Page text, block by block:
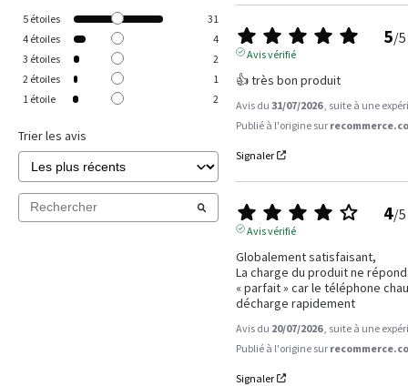
5 étoiles
31
4 étoiles
4
3 étoiles
2
2 étoiles
1
1 étoile 2
Trier les avis
5/5
Avis vérifié
👍 très bon produit
Avis du 31/07/2026 , suite à une
Publié à l'origine sur
Signaler
4/5
Avis vérifié
Globalement satisfaisant,
La charge du produit ne
« parfait » car le téléphone
décharge rapidement
Avis du 20/07/2026 , suite à une
Publié à l'origine sur
Signaler